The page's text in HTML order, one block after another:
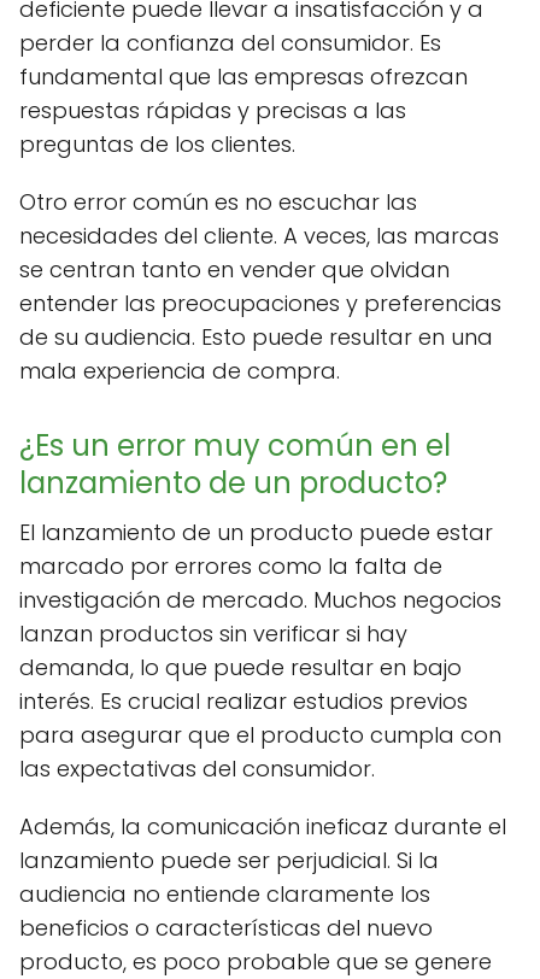
deficiente puede llevar a insatisfacción y a
perder la confianza del consumidor. Es
fundamental que las empresas ofrezcan
respuestas rápidas y precisas a las
preguntas de los clientes.
Otro error común es no escuchar las
necesidades del cliente. A veces, las marcas
se centran tanto en vender que olvidan
entender las preocupaciones y preferencias
de su audiencia. Esto puede resultar en una
mala experiencia de compra.
¿Es un error muy común en el
lanzamiento de un producto?
El lanzamiento de un producto puede estar
marcado por errores como la falta de
investigación de mercado. Muchos negocios
lanzan productos sin verificar si hay
demanda, lo que puede resultar en bajo
interés. Es crucial realizar estudios previos
para asegurar que el producto cumpla con
las expectativas del consumidor.
Además, la comunicación ineficaz durante el
lanzamiento puede ser perjudicial. Si la
audiencia no entiende claramente los
beneficios o características del nuevo
producto, es poco probable que se genere